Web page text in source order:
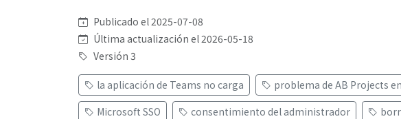
Publicado el 2025-07-08
Última actualización el 2026-05-18
Versión 3
la aplicación de Teams no carga problema de AB Projects
Microsoft SSO
consentimiento del administrador